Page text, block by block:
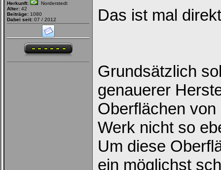
Herkunft:
Norderstedt
Alter: 42
Beiträge: 1080
Dabei seit: 07 / 2012 Das ist mal
Grundsätzlich
genauerer
Oberflächen
Werk nicht so
Um diese
ein möglichst